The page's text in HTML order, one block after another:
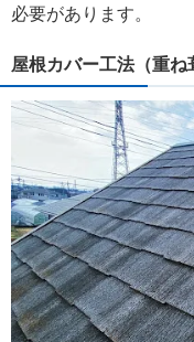
必要があります。
屋根カバー工法（重ね